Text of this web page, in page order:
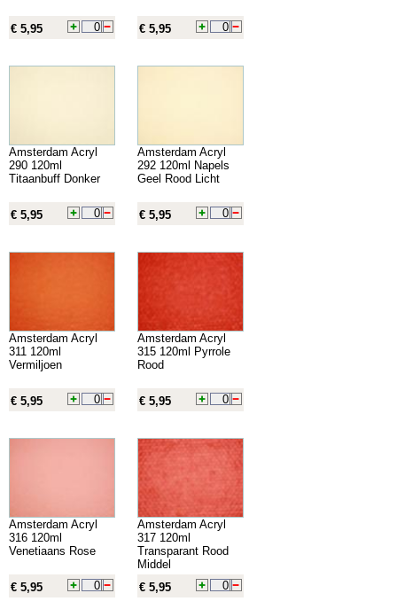
€ 5,95 € 5,95
Amsterdam Acryl
290 120ml
Titaanbuff Donker
€ 5,95
Amsterdam Acryl
292 120ml Napels
Geel Rood Licht
€ 5,95
Amsterdam Acryl
311 120ml
Vermiljoen
€ 5,95
Amsterdam Acryl
315 120ml Pyrrole
Rood
€ 5,95
Amsterdam Acryl
316 120ml
Venetiaans Rose
€ 5,95
Amsterdam Acryl
317 120ml
Transparant Rood
Middel
€ 5,95